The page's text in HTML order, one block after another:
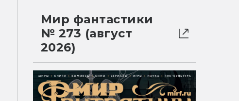
Мир фантастики
№ 273 (август
2026)